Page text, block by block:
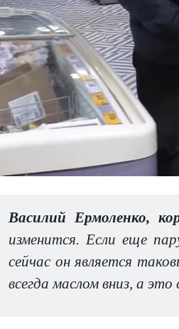
Василий Ермоленко,
изменится. Если еще
сейчас он является
всегда маслом вниз, а это